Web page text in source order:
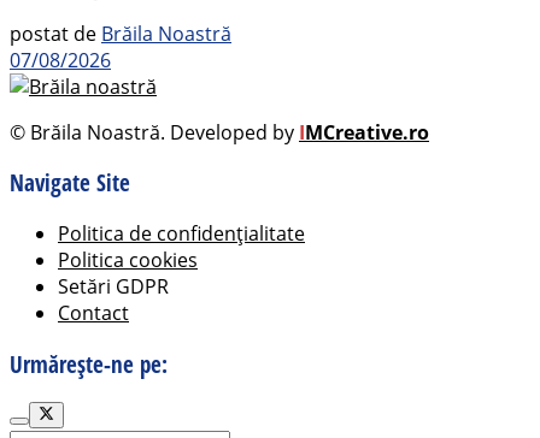
postat de Brăila Noastră
07/08/2026
© Brăila Noastră. Developed by IMCreative.ro
Navigate Site
Politica de confidențialitate
Politica cookies
Setări GDPR
Contact
Urmărește-ne pe: